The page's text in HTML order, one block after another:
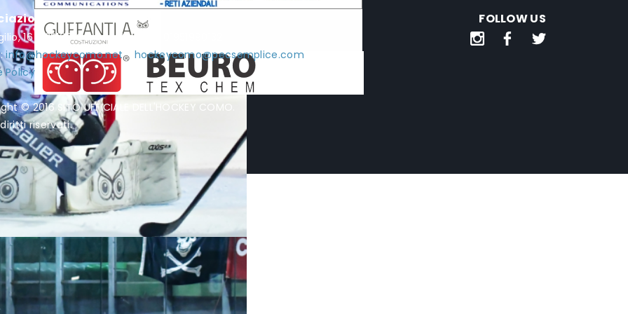
Hockey Como
16 - 22100 Como - P.I. / C.F. 01951990132
info@hockeycomo.net-hockeycomo@pecsemplice.com
Policy
© 2016 SITO UFFICIALE DELL'HOCKEY COMO.
riservati.
FOLLOW US